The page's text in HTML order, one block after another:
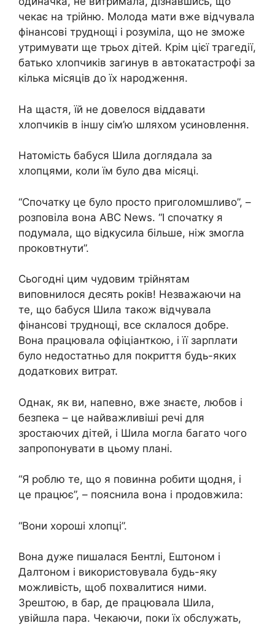
чекає на трійню. Молода мати вже відчувала
фінансові труднощі і розуміла, що не зможе
утримувати ще трьох дітей. Крім цієї трагедії,
батько хлопчиків загинув в автокатастрофі за
кілька місяців до їх народження.
На щастя, їй не довелося віддавати
хлопчиків в іншу сім’ю шляхом усиновлення.
Натомість бабуся Шила доглядала за
хлопцями, коли їм було два місяці.
“Спочатку це було просто приголомшливо”, –
розповіла вона ABC News. “І спочатку я
подумала, що відкусила більше, ніж змогла
проковтнути”.
Сьогодні цим чудовим трійнятам
виповнилося десять років! Незважаючи на
те, що бабуся Шила також відчувала
фінансові труднощі, все склалося добре.
Вона працювала офіціанткою, і її зарплати
було недостатньо для покриття будь-яких
додаткових витрат.
Однак, як ви, напевно, вже знаєте, любов і
безпека – це найважливіші речі для
зростаючих дітей, і Шила могла багато чого
запропонувати в цьому плані.
“Я роблю те, що я повинна робити щодня, і
це працює”, – пояснила вона і продовжила:
“Вони хороші хлопці”.
Вона дуже пишалася Бентлі, Ештоном і
Далтоном і використовувала будь-яку
можливість, щоб похвалитися ними.
Зрештою, в бар, де працювала Шила,
увійшла пара. Чекаючи, поки їх обслужать,